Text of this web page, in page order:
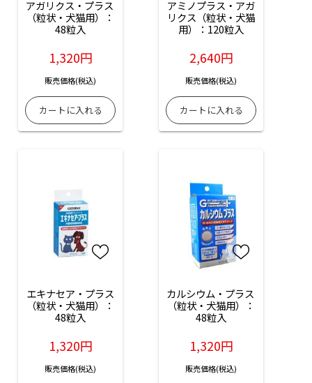
アガリクス・プラス
（粒状・犬猫用）：
48粒入
1,320円
販売価格(税込)
アミノプラス・アガ
リクス（粒状・犬猫
用）：120粒入
2,640円
販売価格(税込)
エキナセア・プラス
（粒状・犬猫用）：
48粒入
1,320円
販売価格(税込)
カルシウム・プラス
（粒状・犬猫用）：
48粒入
1,320円
販売価格(税込)